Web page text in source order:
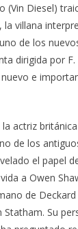
(Vin Diesel)
la villana
de los
dirigida por
e
la actriz
de los
el papel
a Owen
de
Statham. Su